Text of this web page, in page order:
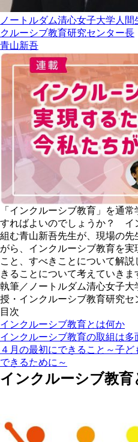
ノートルダム清心女子大学人
クルーシブ教育研究センター長
青山新吾
「インクルーシブ教育」を通
すればよいのでしょうか？ イ
組む青山新吾先生が、現場の
がら、インクルーシブ教育を
こと、すべきことについて解
きることについて考えていきま
執筆／ノートルダム清心女子
授・インクルーシブ教育研究セ
目次
インクルーシブ教育とは何か
インクルーシブ教育の取組は多
４月の最初にできること～子
できるために～
インクルーシブ教育